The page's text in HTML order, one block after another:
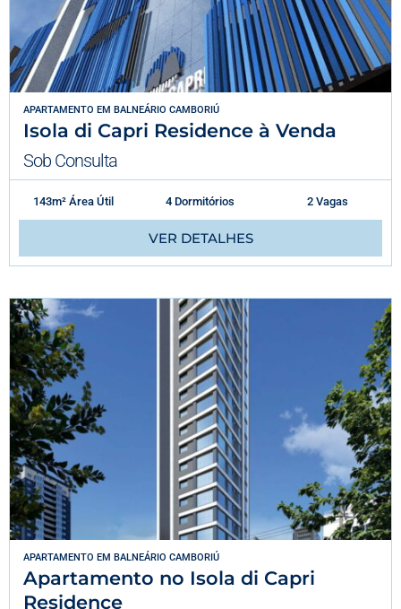
APARTAMENTO EM BALNEÁRIO CAMBORIÚ
Isola di Capri Residence à Venda
Sob Consulta
143m² Área Útil 4 Dormitórios 2 Vagas
VER DETALHES
APARTAMENTO EM BALNEÁRIO CAMBORIÚ
Apartamento no Isola di Capri
Residence